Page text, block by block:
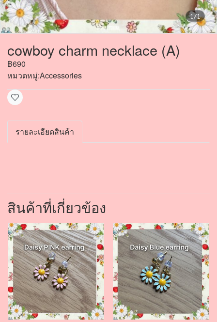
1/1
cowboy charm necklace (A)
฿690
หมวดหมู่:Accessories
รายละเอียดสินค้า
สินค้าที่เกี่ยวข้อง